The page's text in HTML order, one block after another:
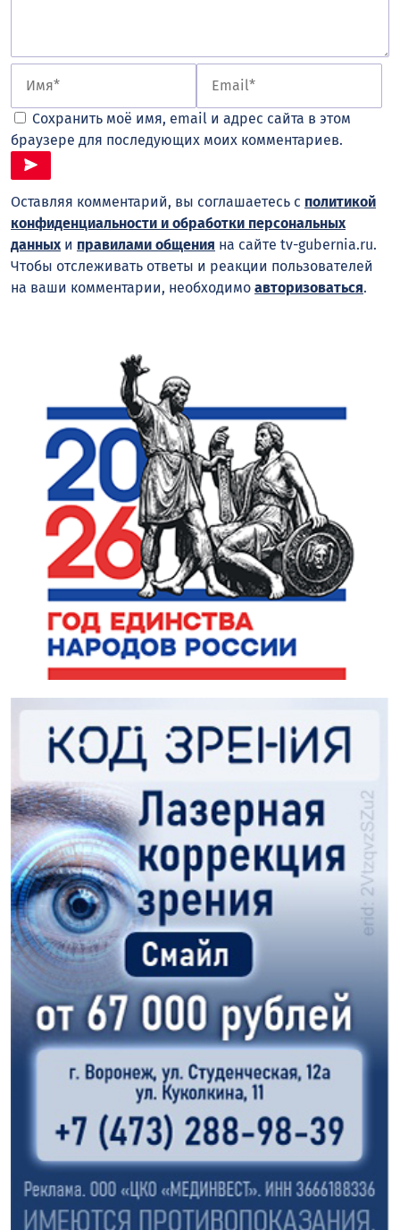
Сохранить моё имя, email и адрес сайта в этом
браузере для последующих моих комментариев.
Оставляя комментарий, вы соглашаетесь с политикой
конфиденциальности и обработки персональных
данных и правилами общения на сайте tv-gubernia.ru.
Чтобы отслеживать ответы и реакции пользователей
на ваши комментарии, необходимо авторизоваться.